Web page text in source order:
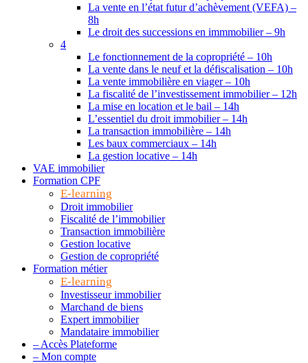
La vente en l’état futur d’achèvement (VEFA) –
8h
Le droit des successions en immmobilier – 9h
4
Le fonctionnement de la copropriété – 10h
La vente dans le neuf et la défiscalisation – 10h
La vente immobilière en viager – 10h
La fiscalité de l’investissement immobilier – 12h
La mise en location et le bail – 14h
L’essentiel du droit immobilier – 14h
La transaction immobilière – 14h
Les baux commerciaux – 14h
La gestion locative – 14h
VAE immobilier
Formation CPF
E-learning
Droit immobilier
Fiscalité de l’immobilier
Transaction immobilière
Gestion locative
Gestion de copropriété
Formation métier
E-learning
Investisseur immobilier
Marchand de biens
Expert immobilier
Mandataire immobilier
– Accès Plateforme
– Mon compte